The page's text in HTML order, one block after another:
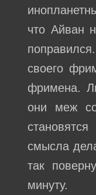
что Айван
своего
фримена.
они меж
смысла
так
минуту.